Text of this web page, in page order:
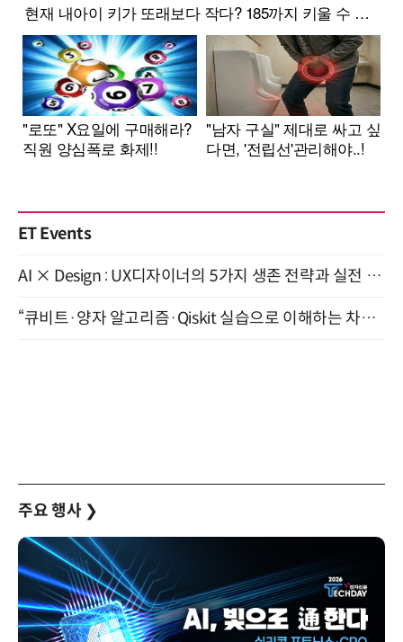
ET Events
AI × Design : UX디자이너의 5가지 생존 전략과 실전 대응 8월 28일 개최
“큐비트·양자 알고리즘·Qiskit 실습으로 이해하는 차세대 컴퓨팅” (8/28)
주요 행사 ❯